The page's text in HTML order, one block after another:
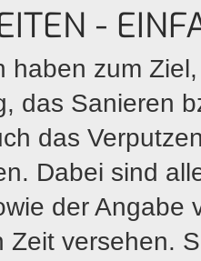
-
haben zum
das Sanieren
das
Dabei sind
der
Zeit versehen.